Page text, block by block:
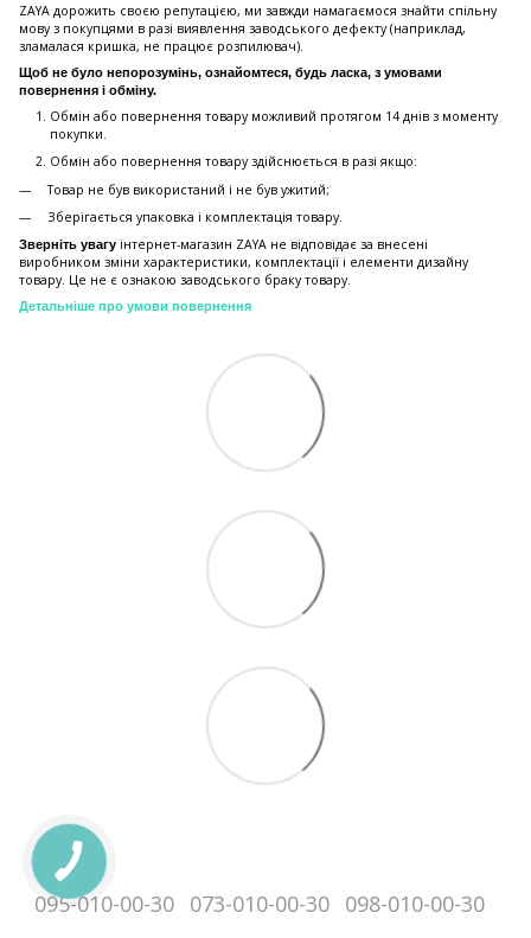
ZAYA дорожить своєю репутацією, ми завжди намагаємося знайти спільну
мову з покупцями в разі виявлення заводського дефекту (наприклад,
зламалася кришка, не працює розпилювач).
Щоб не було непорозумінь, ознайомтеся, будь ласка, з умовами
повернення і обміну.
Обмін або повернення товару можливий протягом 14 днів з моменту
покупки.
Обмiн або повернення товару здійснюється в разі якщо:
Товар не був використаний і не був ужитий;
Зберiгається упаковка і комплектація товару.
Зверніть увагу інтернет-магазин ZAYA не відповідає за внесені
виробником зміни характеристики, комплектації і елементи дизайну
товару. Це не є ознакою заводського браку товару.
Детальніше про умови повернення
095-010-00-30 073-010-00-30 098-010-00-30